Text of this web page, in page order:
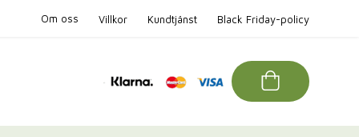
Om oss Villkor Kundtjänst Black Friday-policy